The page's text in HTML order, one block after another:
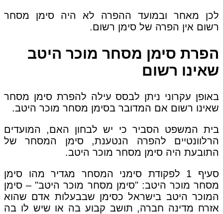
לכן מאחר ובמועד ההפרה לא היה סימן מסחר
רשום אין הפרה של סימן רשום.
הפרת סימן מסחר מוכר היטב
שאינו רשום
באופן עקרוני ניתן לבסס עילה להפרת סימן מסחר
שאינו רשום אם המדובר בסימן מסחר מוכר היטב.
בית המשפט הסביר כי יש לבחון האם, המועדים
הרלוונטיים להפרה הנטענת, סימן המסחר של
התובעת היה סימן מסחר מוכר היטב.
סעיף 1 לפקודת סימני המסחר מגדיר מהו סימן
מסחר מוכר היטב: "סימן מסחר מוכר היטב" – סימן
המוכר היטב בישראל כסימן שבבעלות אדם שהוא
אזרח מדינה חברה, תושב קבוע בה או שיש לו בה